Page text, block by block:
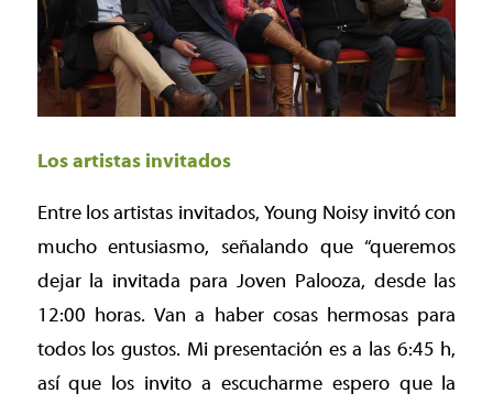
Los artistas invitados
Entre los artistas invitados, Young Noisy invitó con
mucho entusiasmo, señalando que “queremos
dejar la invitada para Joven Palooza, desde las
12:00 horas. Van a haber cosas hermosas para
todos los gustos. Mi presentación es a las 6:45 h,
así que los invito a escucharme espero que la